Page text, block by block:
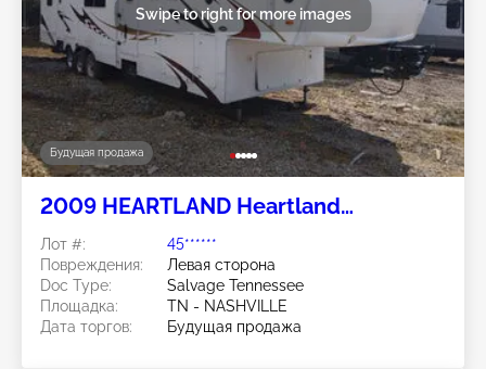
Будущая продажа
Swipe to right for more images
2009 HEARTLAND Heartland
Лот #:
45******
Повреждения:
Левая сторона
Doc Type:
Salvage Tennessee
Площадка:
TN - NASHVILLE
Дата торгов:
Будущая продажа